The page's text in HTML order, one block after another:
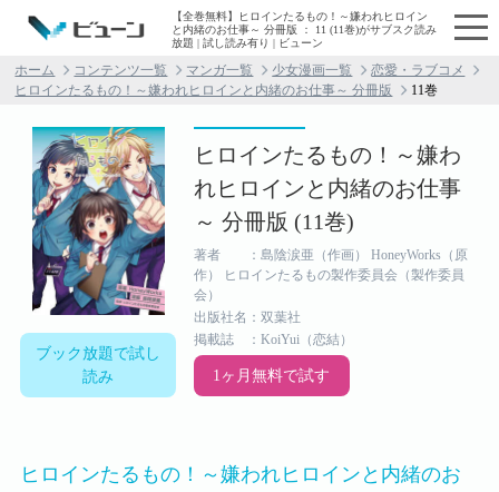
【全巻無料】ヒロインたるもの！～嫌われヒロイン
と内緒のお仕事～ 分冊版 ： 11 (11巻)がサブスク読み
放題 | 試し読み有り | ビューン
ホーム コンテンツ一覧 マンガ一覧 少女漫画一覧
恋愛・ラブコメ
ヒロインたるもの！～嫌われヒロインと内緒のお仕事～ 分冊版
11巻
ブック放題で試し
読み
ヒロインたるもの！～嫌わ
れヒロインと内緒のお仕事
～ 分冊版 (11巻)
著者 ：島陰涙亜（作画） HoneyWorks（原
作） ヒロインたるもの製作委員会（製作委員
会）
出版社名：双葉社
掲載誌 ：KoiYui（恋結）
1ヶ月無料で試す
ヒロインたるもの！～嫌われヒロインと内緒のお